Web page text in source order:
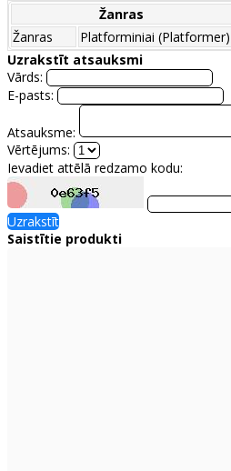
Žanras
Žanras
Platforminiai (Platformer)
Uzrakstīt atsauksmi
Vārds:
E-pasts:
Atsauksme:
Vērtējums:
Ievadiet attēlā redzamo kodu:
Uzrakstīt
Saistītie produkti